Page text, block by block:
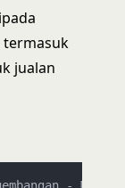
termasuk
jualan